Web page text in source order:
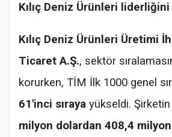
Kılıç Deniz Ürünleri
Kılıç Deniz Ürünleri Üretimi
Ticaret A.Ş., sektör
korurken, TİM İlk 1000 genel
61'inci sıraya yükseldi. Şirketin
milyon dolardan 408,4